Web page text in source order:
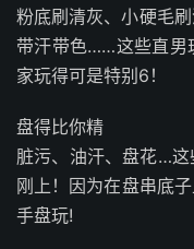
粉底刷清灰、小硬毛
带汗带色……这些直男
家玩得可是特别6！
盘得比你精
脏污、油汗、盘花…
刚上！因为在盘串底
手盘玩!